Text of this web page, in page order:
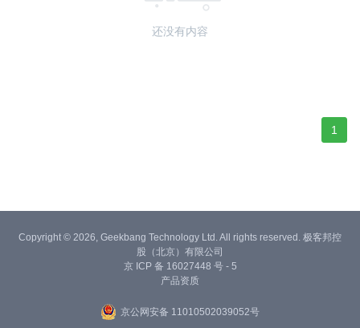
还没有内容
1
Copyright © 2026, Geekbang Technology Ltd. All rights reserved. 极客邦控
股（北京）有限公司
京 ICP 备 16027448 号 - 5
产品资质
京公网安备 11010502039052号